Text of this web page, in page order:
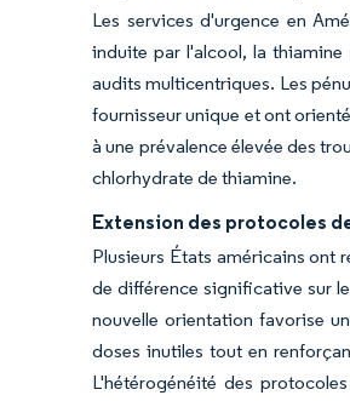
Les services d'urgence en
induite par l'alcool, la
audits multicentriques. Les
fournisseur unique et ont
à une prévalence élevée des
chlorhydrate de thiamine.
Extension des protocoles
Plusieurs États américains ont
de différence significative sur
nouvelle orientation favorise
doses inutiles tout en
L'hétérogénéité des